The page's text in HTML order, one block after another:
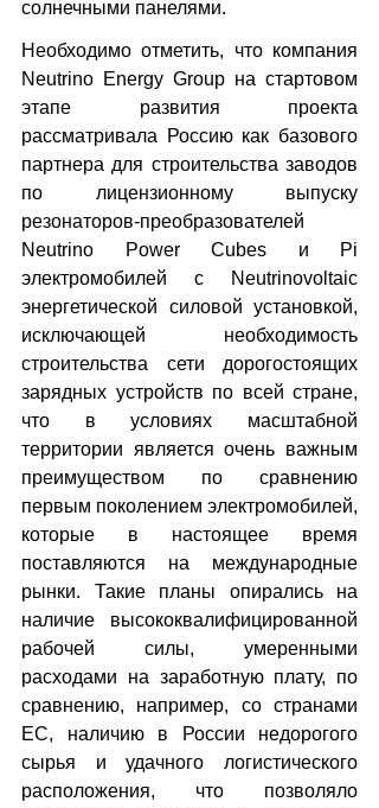
солнечными панелями.
Необходимо отметить, что компания
Neutrino Energy Group на стартовом
этапе развития проекта
рассматривала Россию как базового
партнера для строительства заводов
по лицензионному выпуску
резонаторов-преобразователей
Neutrino Power Cubes и Pi
электромобилей с Neutrinovoltaic
энергетической силовой установкой,
исключающей необходимость
строительства сети дорогостоящих
зарядных устройств по всей стране,
что в условиях масштабной
территории является очень важным
преимуществом по сравнению
первым поколением электромобилей,
которые в настоящее время
поставляются на международные
рынки. Такие планы опирались на
наличие высококвалифицированной
рабочей силы, умеренными
расходами на заработную плату, по
сравнению, например, со странами
ЕС, наличию в России недорогого
сырья и удачного логистического
расположения, что позволяло